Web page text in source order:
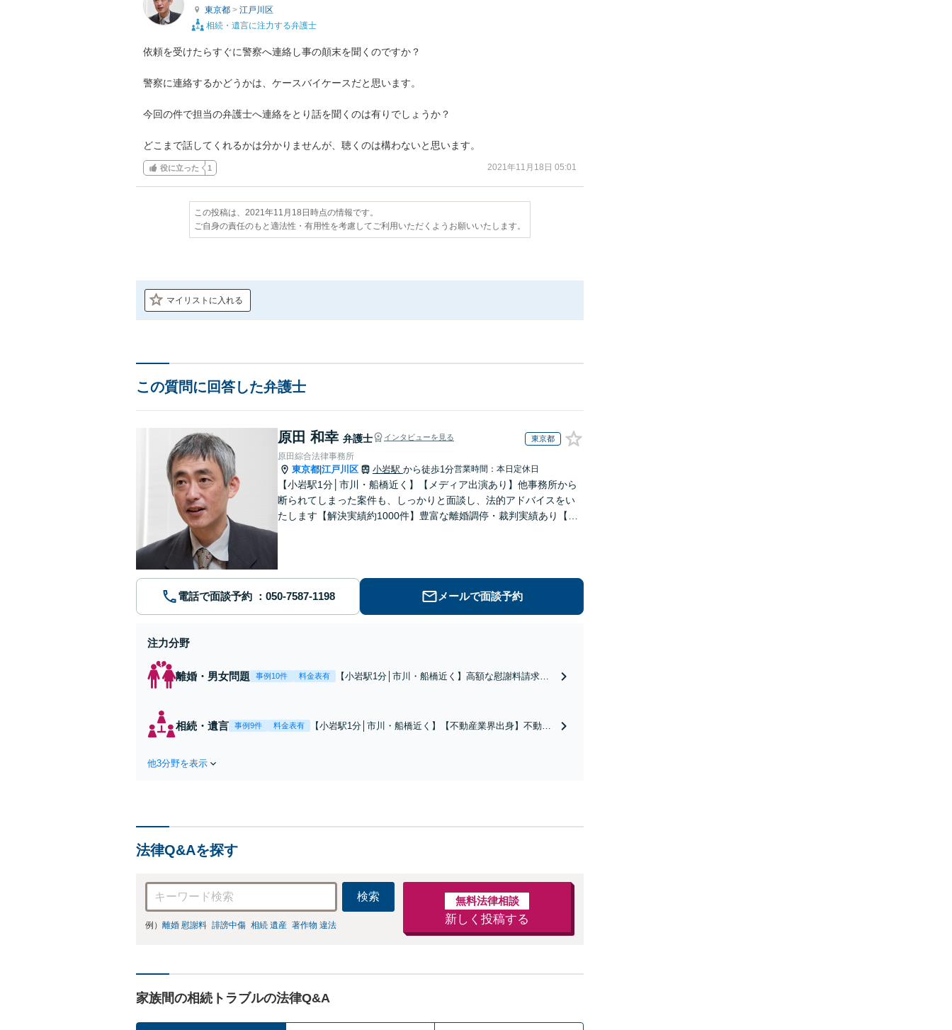
東京都 > 江戸川区
相続・遺言に注力する弁護士
依頼を受けたらすぐに警察へ連絡し事の顛末を聞くのですか？
警察に連絡するかどうかは、ケースバイケースだと思います。
今回の件で担当の弁護士へ連絡をとり話を聞くのは有りでしょうか？
どこまで話してくれるかは分かりませんが、聴くのは構わないと思います。
役に立った 1 2021年11月18日 05:01
この投稿は、2021年11月18日時点の情報です。
ご自身の責任のもと適法性・有用性を考慮してご利用いただくようお願いいたします。
マイリストに入れる
この質問に回答した弁護士
原田 和幸 弁護士 インタビューを見る 東京都
原田綜合法律事務所
東京都 江戸川区 小岩駅 から徒歩1分営業時間：本日定休日
【小岩駅1分│市川・船橋近く】【メディア出演あり】他事務所から
断られてしまった案件も、しっかりと面談し、法的アドバイスをい
たします【解決実績約1000件】豊富な離婚調停・裁判実績あり【不
電話で面談予約 メールで面談予約
注力分野
離婚・男女問題 事例10件 料金表有
【小岩駅1分│市川・船橋近く】高額な慰謝料請求の
家の財産分与に対応！離婚に関するお悩みは、お気
軽にご相談ください【メディア出演】【早朝・夜間
相続・遺言 事例9件 料金表有
【小岩駅1分│市川・船橋近く】【不動産業界出身】不動産
他3分野を表示
法律Q&Aを探す
検索
例） 離婚 慰謝料 誹謗中傷 相続 遺産 著作物 違法
無料法律相談
新しく投稿する
家族間の相続トラブルの法律Q&A